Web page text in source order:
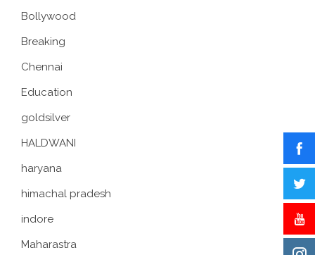
Bollywood
Breaking
Chennai
Education
goldsilver
HALDWANI
haryana
himachal pradesh
indore
Maharastra